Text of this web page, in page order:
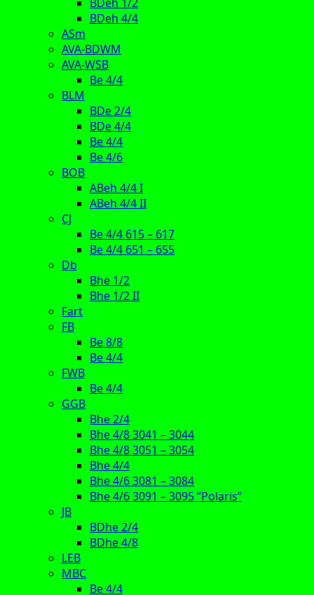
BDeh 4/4
ASm
AVA-BDWM
AVA-WSB
Be 4/4
BLM
BDe 2/4
BDe 4/4
Be 4/4
Be 4/6
BOB
ABeh 4/4 I
ABeh 4/4 II
CJ
Be 4/4 615 – 617
Be 4/4 651 – 655
Db
Bhe 1/2
Bhe 1/2 II
Fart
FB
Be 8/8
Be 4/4
FWB
Be 4/4
GGB
Bhe 2/4
Bhe 4/8 3041 – 3044
Bhe 4/8 3051 – 3054
Bhe 4/4
Bhe 4/6 3081 – 3084
Bhe 4/6 3091 – 3095 “Polaris”
JB
BDhe 2/4
BDhe 4/8
LEB
MBC
Be 4/4